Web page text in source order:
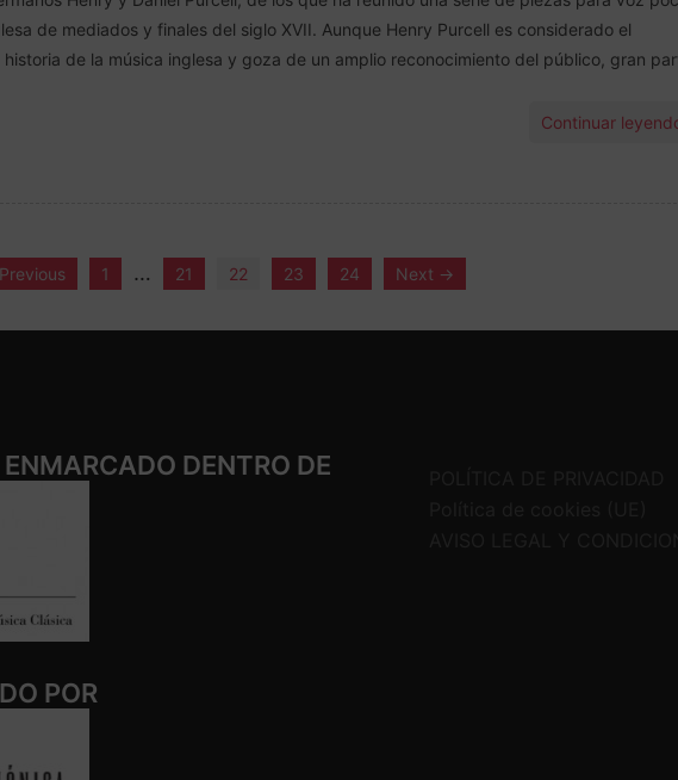
de mediados y finales del siglo XVII. Aunque Henry Purcell es considerado el
de la música inglesa y goza de un amplio reconocimiento del público, gran
Continuar
1 … 21 22 23 24 Next →
DENTRO DE
POR